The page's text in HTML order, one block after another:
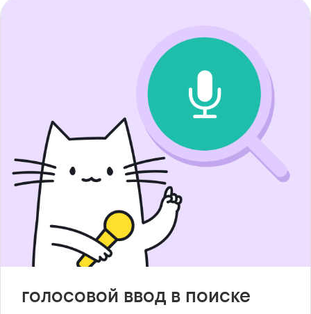
голосовой ввод в поиске